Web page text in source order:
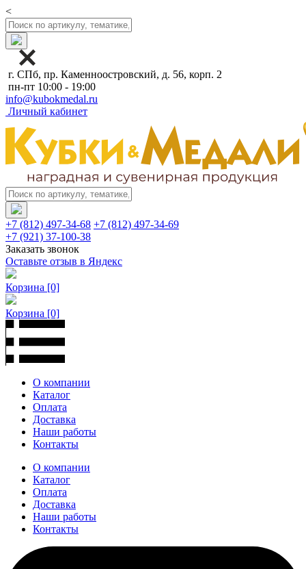
<
г. СПб, пр. Каменноостровский, д. 56, корп. 2
пн-пт 10:00 - 19:00
info@kubokmedal.ru
Личный кабинет
+7 (812) 497-34-68 +7 (812) 497-34-69
+7 (921) 37-100-38
Заказать звонок
Оставьте отзыв в Яндекс
Корзина [0]
Корзина [0]
О компании
Каталог
Оплата
Доставка
Наши работы
Контакты
О компании
Каталог
Оплата
Доставка
Наши работы
Контакты